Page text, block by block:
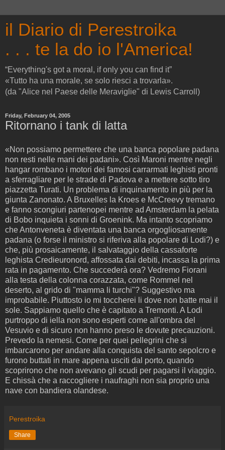
il Diario di Perestroika
. . . te la do io l'America!
“Everything's got a moral, if only you can find it”
«Tutto ha una morale, se solo riesci a trovarla».
(da "Alice nel Paese delle Meraviglie" di Lewis Carroll)
Friday, February 04, 2005
Ritornano i tank di latta
«Non possiamo permettere che una banca popolare padana
non resti nelle mani dei padani». Così Maroni mentre negli
hangar rombano i motori dei famosi carrarmati leghisti pronti
a sferragliare per le strade di Padova e a mettere sotto tiro
piazzetta Turati. Un problema di inquinamento in più per la
giunta Zanonato. A Bruxelles la Kroes e McCreevy tremano
e fanno scongiuri partenopei mentre ad Amsterdam la pelata
di Bobo inquieta i sonni di Groenink. Ma intanto scopriamo
che Antonveneta è diventata una banca orgogliosamente
padana (o forse il ministro si riferiva alla popolare di Lodi?) e
che, più prosaicamente, il salvataggio della cassaforte
leghista Credieuronord, affossata dai debiti, incassa la prima
rata in pagamento. Che succederà ora? Vedremo Fiorani
alla testa della colonna corazzata, come Rommel nel
deserto, al grido di "mamma li turchi"? Suggestivo ma
improbabile. Piuttosto io mi toccherei li dove non batte mai il
sole. Sappiamo quello che è capitato a Tremonti. A Lodi
purtroppo di iella non sono esperti come all'ombra del
Vesuvio e di sicuro non hanno preso le dovute precauzioni.
Prevedo la nemesi. Come per quei pellegrini che si
imbarcarono per andare alla conquista del santo sepolcro e
furono buttati in mare appena usciti dal porto, quando
scoprirono che non avevano gli scudi per pagarsi il viaggio.
E chissà che a raccogliere i naufraghi non sia proprio una
nave con bandiera olandese.
Perestroika
Share